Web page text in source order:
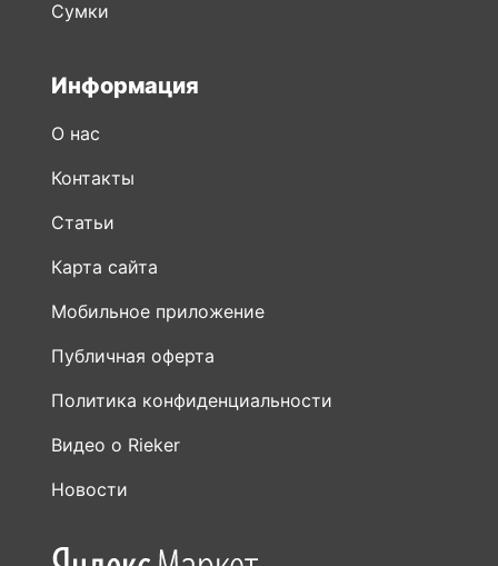
Контакты
Статьи
Карта сайта
Мобильное приложение
Публичная оферта
Политика конфиденциальности
Видео о Rieker
Новости